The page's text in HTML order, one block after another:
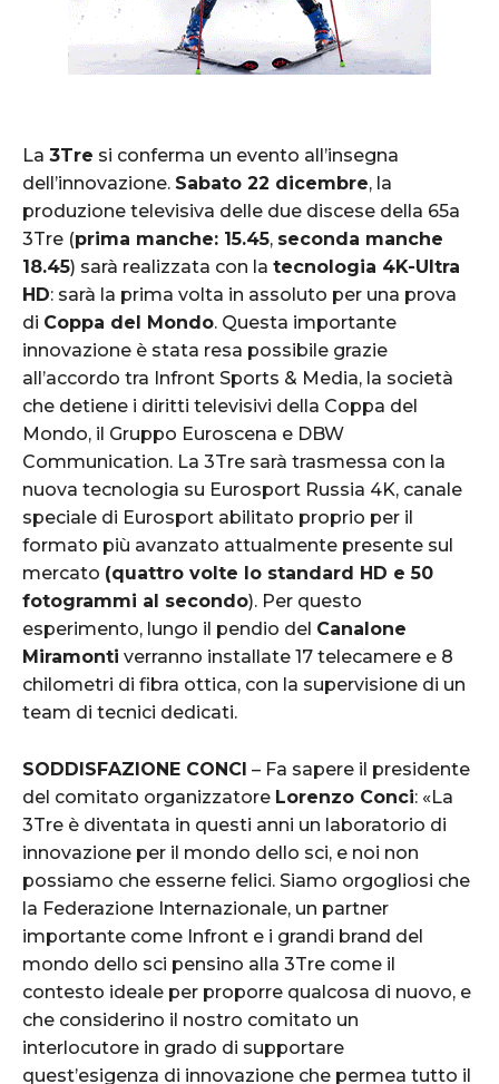
La 3Tre si conferma un evento all’insegna
dell’innovazione. Sabato 22 dicembre, la
produzione televisiva delle due discese della 65a
3Tre (prima manche: 15.45, seconda manche
18.45) sarà realizzata con la tecnologia 4K-Ultra
HD: sarà la prima volta in assoluto per una prova
di Coppa del Mondo. Questa importante
innovazione è stata resa possibile grazie
all’accordo tra Infront Sports & Media, la società
che detiene i diritti televisivi della Coppa del
Mondo, il Gruppo Euroscena e DBW
Communication. La 3Tre sarà trasmessa con la
nuova tecnologia su Eurosport Russia 4K, canale
speciale di Eurosport abilitato proprio per il
formato più avanzato attualmente presente sul
mercato (quattro volte lo standard HD e 50
fotogrammi al secondo). Per questo
esperimento, lungo il pendio del Canalone
Miramonti verranno installate 17 telecamere e 8
chilometri di fibra ottica, con la supervisione di un
team di tecnici dedicati.
SODDISFAZIONE CONCI – Fa sapere il presidente
del comitato organizzatore Lorenzo Conci: «La
3Tre è diventata in questi anni un laboratorio di
innovazione per il mondo dello sci, e noi non
possiamo che esserne felici. Siamo orgogliosi che
la Federazione Internazionale, un partner
importante come Infront e i grandi brand del
mondo dello sci pensino alla 3Tre come il
contesto ideale per proporre qualcosa di nuovo, e
che considerino il nostro comitato un
interlocutore in grado di supportare
quest’esigenza di innovazione che permea tutto il